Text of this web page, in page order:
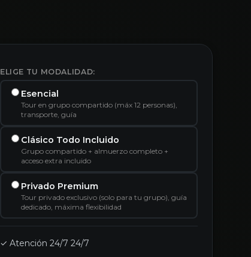
ELIGE TU MODALIDAD:
Esencial
Tour en grupo compartido (máx 12 personas),
transporte, guía
Clásico Todo Incluido
Grupo compartido + almuerzo completo +
acceso extra incluido
Privado Premium
Tour privado exclusivo (solo para tu grupo), guía
dedicado, máxima flexibilidad
✓ Atención 24/7 24/7